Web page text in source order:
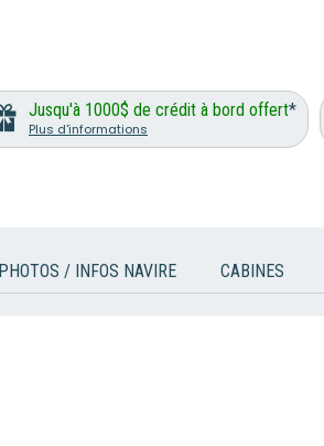
Jusqu'à 1000$ de crédit à bord offert*
Plus d'informations
PHOTOS / INFOS NAVIRE CABINES